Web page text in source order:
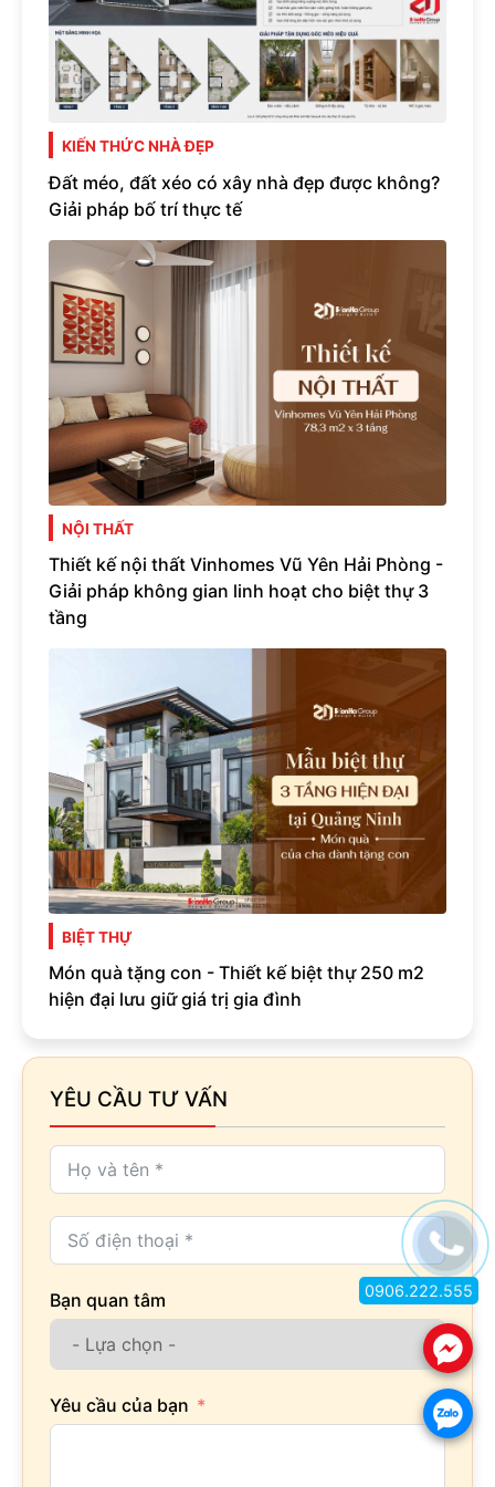
KIẾN THỨC NHÀ ĐẸP
Đất méo, đất xéo có xây nhà đẹp được không?
Giải pháp bố trí thực tế
NỘI THẤT
Thiết kế nội thất Vinhomes Vũ Yên Hải Phòng -
Giải pháp không gian linh hoạt cho biệt thự 3
tầng
BIỆT THỰ
Món quà tặng con - Thiết kế biệt thự 250 m2
hiện đại lưu giữ giá trị gia đình
YÊU CẦU TƯ VẤN
Bạn quan tâm
Yêu cầu của bạn
.
.
0906.222.555